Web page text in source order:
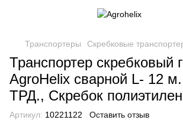
Транспортеры Скребковые
Транспортер скребковый
AgroHelix сварной L- 12
ТРД., Скребок полиэтилен
Артикул: 10221122 Оставить отзыв